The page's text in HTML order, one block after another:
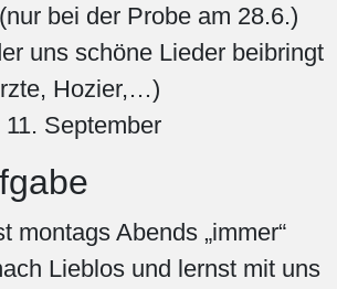
bei der Probe am 28.6.)
uns schöne Lieder beibringt
Hozier,…)
September
montags Abends „immer“
Lieblos und lernst mit uns